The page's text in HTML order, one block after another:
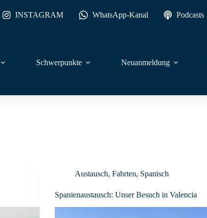
INSTAGRAM WhatsApp-Kanal Podcasts
Schwerpunkte Neuanmeldung
Austausch,Fahrten, Spanisch
Spanienaustausch: Unser Besuch in Valencia